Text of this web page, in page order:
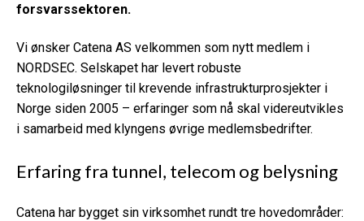
forsvarssektoren.
Vi ønsker Catena AS velkommen som nytt medlem i
NORDSEC. Selskapet har levert robuste
teknologiløsninger til krevende infrastrukturprosjekter i
Norge siden 2005 – erfaringer som nå skal videreutvikles
i samarbeid med klyngens øvrige medlemsbedrifter.
Erfaring fra tunnel, telecom og belysning
Catena har bygget sin virksomhet rundt tre hovedområder: